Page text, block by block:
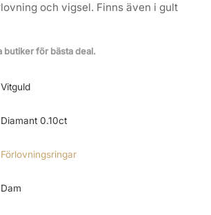
och vigsel. Finns även i gult
butiker för bästa deal.
Vitguld
Diamant 0.10ct
Förlovningsringar
Dam